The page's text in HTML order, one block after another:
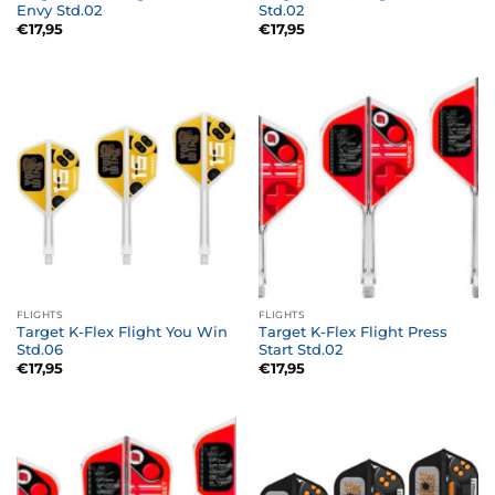
Envy Std.02
€17,95
Std.02
€17,95
FLIGHTS
Target K-Flex Flight You Win
Std.06
€17,95
FLIGHTS
Target K-Flex Flight Press
Start Std.02
€17,95